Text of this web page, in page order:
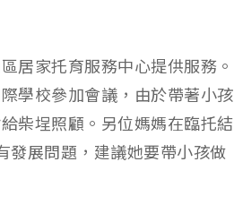
居家托育服務中心提供服務。
學校參加會議，由於帶著小孩
柴埕照顧。另位媽媽在臨托結
發展問題，建議她要帶小孩做